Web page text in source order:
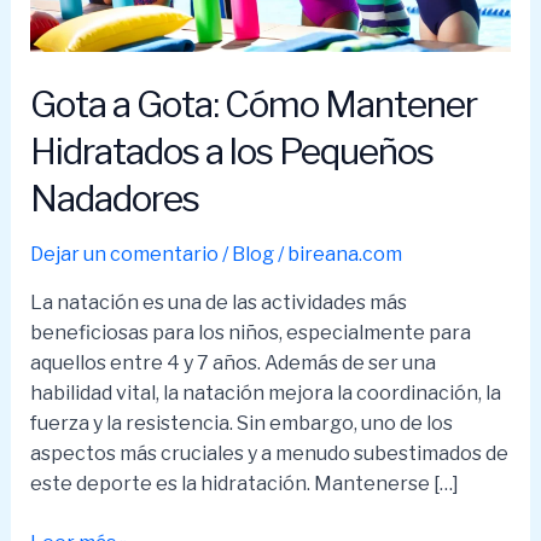
Gota a Gota: Cómo Mantener
Hidratados a los Pequeños
Nadadores
Dejar un comentario /Blog/bireana.com
La natación es una de las actividades más
beneficiosas para los niños, especialmente para
aquellos entre 4 y 7 años. Además de ser una
habilidad vital, la natación mejora la coordinación, la
fuerza y la resistencia. Sin embargo, uno de los
aspectos más cruciales y a menudo subestimados de
este deporte es la hidratación. Mantenerse […]